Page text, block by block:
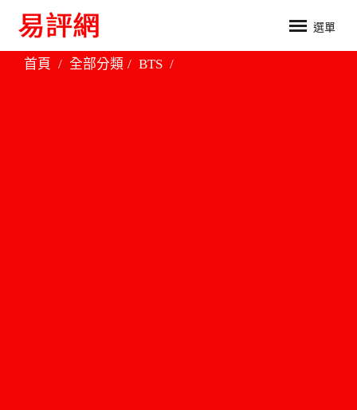
選單
首頁 全部分類 BTS